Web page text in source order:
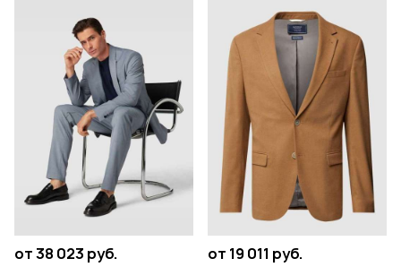
от 38 023 руб. от 19 011 руб.